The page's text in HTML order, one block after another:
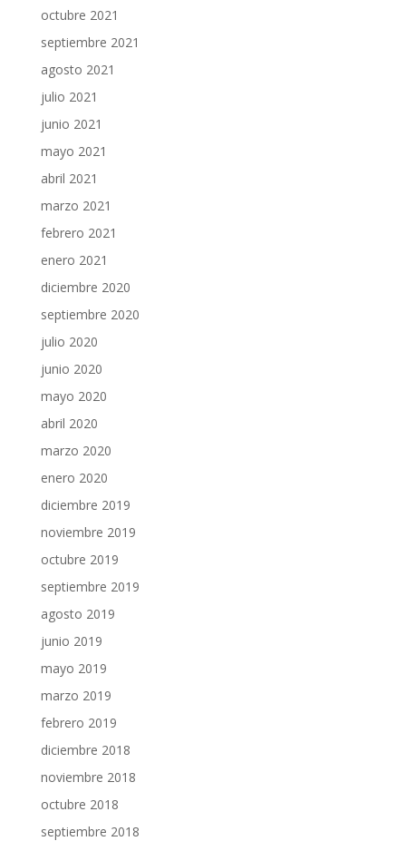
octubre 2021
septiembre 2021
agosto 2021
julio 2021
junio 2021
mayo 2021
abril 2021
marzo 2021
febrero 2021
enero 2021
diciembre 2020
septiembre 2020
julio 2020
junio 2020
mayo 2020
abril 2020
marzo 2020
enero 2020
diciembre 2019
noviembre 2019
octubre 2019
septiembre 2019
agosto 2019
junio 2019
mayo 2019
marzo 2019
febrero 2019
diciembre 2018
noviembre 2018
octubre 2018
septiembre 2018